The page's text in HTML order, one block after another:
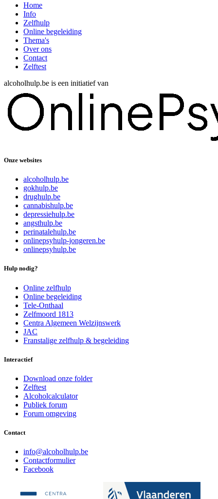
Home
Info
Zelfhulp
Online begeleiding
Thema's
Over ons
Contact
Zelftest
alcoholhulp.be is een initiatief van
Onze websites
alcoholhulp.be
gokhulp.be
drughulp.be
cannabishulp.be
depressiehulp.be
angsthulp.be
perinatalehulp.be
onlinepsyhulp-jongeren.be
onlinepsyhulp.be
Hulp nodig?
Online zelfhulp
Online begeleiding
Tele-Onthaal
Zelfmoord 1813
Centra Algemeen Welzijnswerk
JAC
Franstalige zelfhulp & begeleiding
Interactief
Download onze folder
Zelftest
Alcoholcalculator
Publiek forum
Forum omgeving
Contact
info@alcoholhulp.be
Contactformulier
Facebook